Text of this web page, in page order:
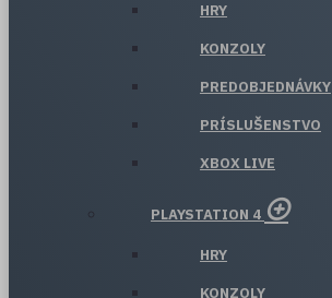
HRY
KONZOLY
PREDOBJEDNÁVKY
PRÍSLUŠENSTVO
XBOX LIVE
PLAYSTATION 4
HRY
KONZOLY